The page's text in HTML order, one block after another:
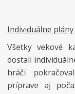
Individuálne
Všetky vekové
dostali
hráči
príprave aj